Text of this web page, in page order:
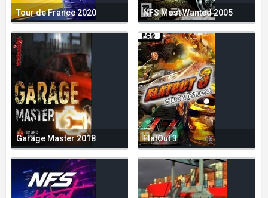
Tour de France 2020 NFS Most Wanted 2005
Garage Master 2018 FlatOut 3